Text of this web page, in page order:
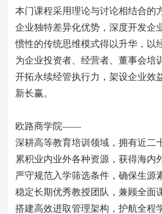
本门课程采用理论与讨论相结合的
企业独特差异化优势，深度开发企
惯性的传统思维模式得以升华，以
为企业投资者、经营者、董事会培
开拓永续经管执行力，架设企业效
新长赢。
欧路商学院——
深耕高等教育培训领域，拥有近二
累积业内业外各种资源，获得海内
严守规范入学筛选条件，确保生源
稳定长期优秀教授团队，兼顾全面
搭建高效进取管理架构，护航全程